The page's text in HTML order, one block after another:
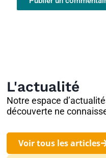
L'actualité
Notre espace
découverte ne
Voir tous les articles